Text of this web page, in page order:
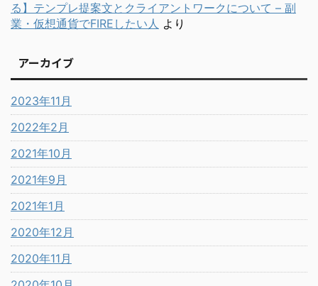
る】テンプレ提案文とクライアントワークについて – 副
業・仮想通貨でFIREしたい人 より
アーカイブ
2023年11月
2022年2月
2021年10月
2021年9月
2021年1月
2020年12月
2020年11月